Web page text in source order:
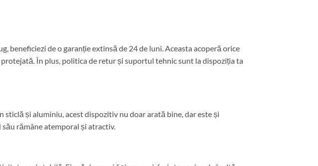
beneficiezi de o garanție extinsă de 24 de luni. Aceasta acoperă orice
În plus, politica de retur și suportul tehnic sunt la dispoziția ta
și aluminiu, acest dispozitiv nu doar arată bine, dar este și
rămâne atemporal și atractiv.